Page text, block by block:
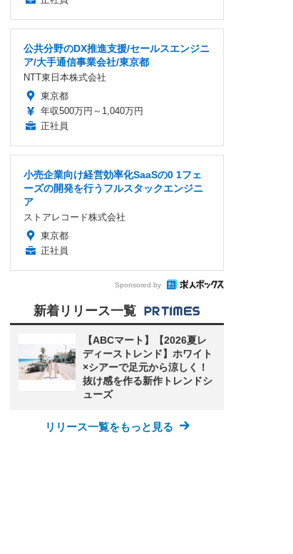
公共分野のDX推進支援/セールスエンジニ
ア/大手通信事業会社/東京都
NTT東日本株式会社
東京都
年収500万円～1,040万円
正社員
小売企業向け経営効率化SaaSの0 1フェ
ーズの開発を行うフルスタックエンジニ
ア
ストアレコード株式会社
東京都
正社員
Sponsored by
新着リリース一覧
【ABCマート】【2026夏レ
ディーストレンド】ホワイト
×シアーで足元から涼しく！
抜け感を作る新作トレンドシ
ューズ
リリース一覧をもっと見る